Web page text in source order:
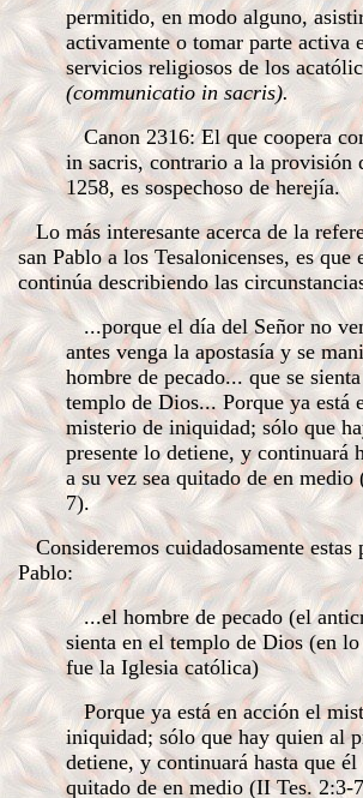
permitido, en modo alguno,
activamente o tomar parte activa
servicios religiosos de los
(communicatio in sacris).
Canon 2316: El que coopera
in sacris, contrario a la provisión
1258, es sospechoso de herejía.
Lo más interesante acerca de la
san Pablo a los Tesalonicenses, es que
continúa describiendo las
...porque el día del Señor no
antes venga la apostasía y se
hombre de pecado... que se
templo de Dios... Porque ya está
misterio de iniquidad; sólo que
presente lo detiene, y continuará
a su vez sea quitado de en
7).
Consideremos cuidadosamente estas
Pablo:
...el hombre de pecado (el
sienta en el templo de Dios (en
fue la Iglesia católica)
Porque ya está en acción el
iniquidad; sólo que hay quien al
detiene, y continuará hasta que él
quitado de en medio (II Tes. 2:3-